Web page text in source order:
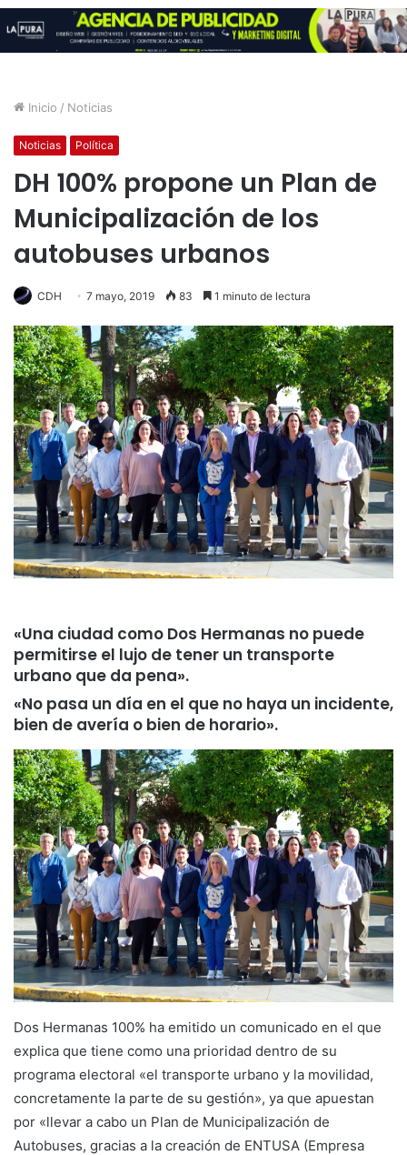
Inicio / Noticias
Noticias Política
DH 100% propone un Plan de
Municipalización de los
autobuses urbanos
CDH 7 mayo, 2019 83 1 minuto de lectura
«Una ciudad como Dos Hermanas no puede
permitirse el lujo de tener un transporte
urbano que da pena».
«No pasa un día en el que no haya un incidente,
bien de avería o bien de horario».
Dos Hermanas 100% ha emitido un comunicado en el que
explica que tiene como una prioridad dentro de su
programa electoral «el transporte urbano y la movilidad,
concretamente la parte de su gestión», ya que apuestan
por «llevar a cabo un Plan de Municipalización de
Autobuses, gracias a la creación de ENTUSA (Empresa